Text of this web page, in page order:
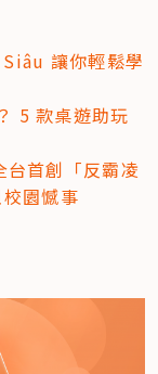
讓你輕鬆學
5 款桌遊助玩
首創「反霸凌
園憾事